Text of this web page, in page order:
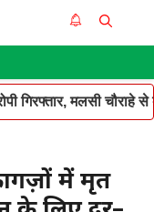
गिरफ्तार, मलसी चौराहे
में मृत